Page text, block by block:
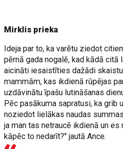
Mirklis prieka
Ideja par to, ka varētu ziedot
pērnā gada nogalē, kad kādā citā
aicināti iesaistīties dažādi
mammām, kas ikdienā rūpējas
uzdāvinātu īpašu lutināšanas
Pēc pasākuma sapratusi, ka grib
noziedot lielākas naudas
ja man tas netraucē ikdienā un
kāpēc to nedarīt?" jautā Ance.